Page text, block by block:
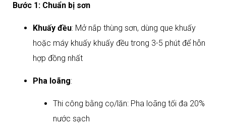
Bước 1: Chuẩn bị sơn
Khuấy đều: Mở nắp thùng sơn, dùng que khuấy
hoặc máy khuấy khuấy đều trong 3-5 phút để hỗn
hợp đồng nhất
Pha loãng:
Thi công bằng cọ/lăn: Pha loãng tối đa 20%
nước sạch